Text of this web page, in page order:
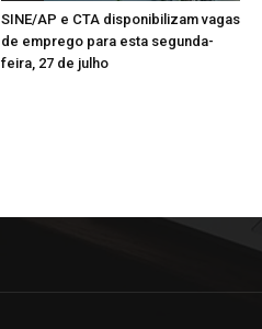
SINE/AP e CTA disponibilizam vagas
de emprego para esta segunda-
feira, 27 de julho